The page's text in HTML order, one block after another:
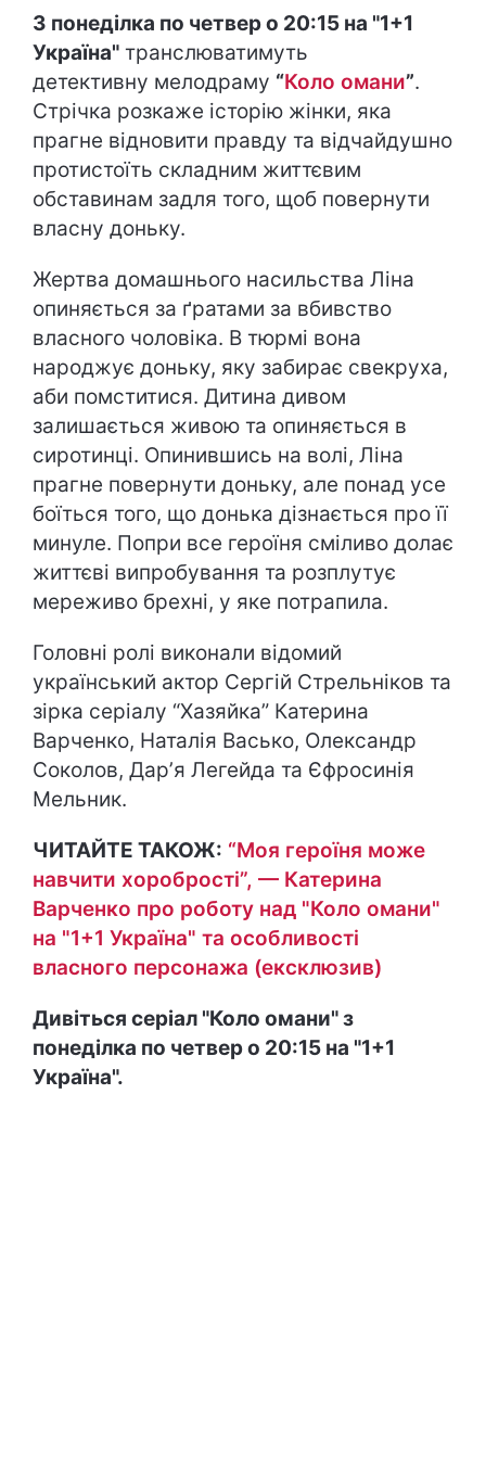
З понеділка по четвер о 20:15 на "1+1
Україна" транслюватимуть
детективну мелодраму “Коло омани”.
Стрічка розкаже історію жінки, яка
прагне відновити правду та відчайдушно
протистоїть складним життєвим
обставинам задля того, щоб повернути
власну доньку.
Жертва домашнього насильства Ліна
опиняється за ґратами за вбивство
власного чоловіка. В тюрмі вона
народжує доньку, яку забирає свекруха,
аби помститися. Дитина дивом
залишається живою та опиняється в
сиротинці. Опинившись на волі, Ліна
прагне повернути доньку, але понад усе
боїться того, що донька дізнається про її
минуле. Попри все героїня сміливо долає
життєві випробування та розплутує
мереживо брехні, у яке потрапила.
Головні ролі виконали відомий
український актор Сергій Стрельніков та
зірка серіалу “Хазяйка” Катерина
Варченко, Наталія Васько, Олександр
Соколов, Дарʼя Легейда та Єфросинія
Мельник.
ЧИТАЙТЕ ТАКОЖ: “Моя героїня може
навчити хоробрості”, — Катерина
Варченко про роботу над "Коло омани"
на "1+1 Україна" та особливості
власного персонажа (ексклюзив)
Дивіться серіал "Коло омани" з
понеділка по четвер о 20:15 на "1+1
Україна".